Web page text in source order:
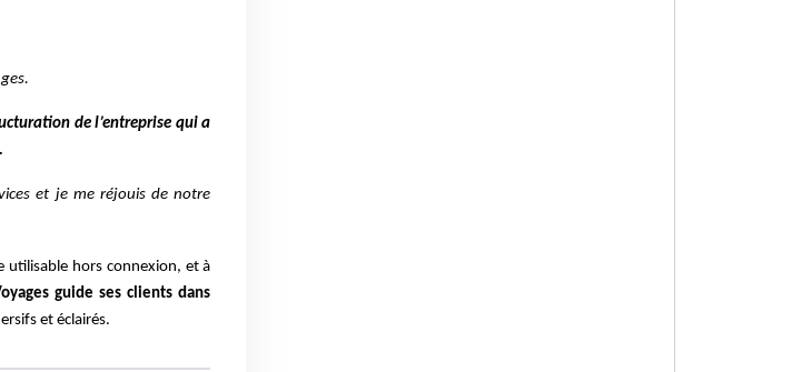
de l’entreprise qui a
et je me réjouis de notre
utilisable hors connexion, et à
guide ses clients dans
et éclairés.